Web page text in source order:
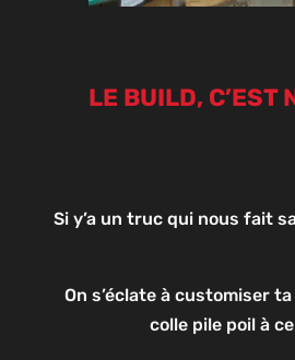
LE BUILD, C’EST
Si y’a un truc qui nous fait
On s’éclate à customiser
colle pile poil à